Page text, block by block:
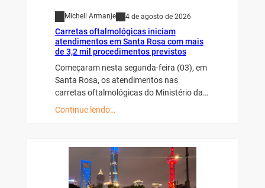
Micheli Armanje 4 de agosto de 2026
Carretas oftalmológicas iniciam
atendimentos em Santa Rosa com mais
de 3,2 mil procedimentos previstos
Começaram nesta segunda-feira (03), em
Santa Rosa, os atendimentos nas
carretas oftalmológicas do Ministério da…
Continue lendo…